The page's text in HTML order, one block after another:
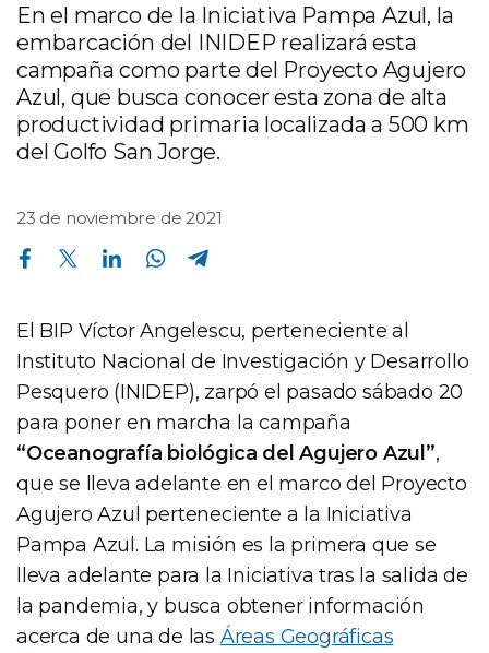
En el marco de la Iniciativa Pampa Azul, la
embarcación del INIDEP realizará esta
campaña como parte del Proyecto Agujero
Azul, que busca conocer esta zona de alta
productividad primaria localizada a 500 km
del Golfo San Jorge.
23 de noviembre de 2021
Compartir en Facebook Compartir en Twitter Compartir en Linkedin Compartir en Whatsapp
El BIP Víctor Angelescu, perteneciente al
Instituto Nacional de Investigación y Desarrollo
Pesquero (INIDEP), zarpó el pasado sábado 20
para poner en marcha la campaña
“Oceanografía biológica del Agujero Azul”,
que se lleva adelante en el marco del Proyecto
Agujero Azul perteneciente a la Iniciativa
Pampa Azul. La misión es la primera que se
lleva adelante para la Iniciativa tras la salida de
la pandemia, y busca obtener información
acerca de una de las Áreas Geográficas